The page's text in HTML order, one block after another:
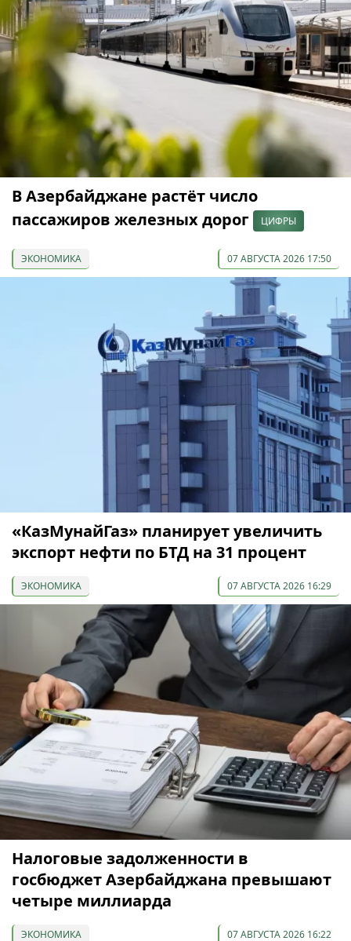
В Азербайджане растёт число
пассажиров железных дорог
ЦИФРЫ
ЭКОНОМИКА 07 АВГУСТА 2026 17:50
«КазМунайГаз» планирует увеличить
экспорт нефти по БТД на 31 процент
ЭКОНОМИКА 07 АВГУСТА 2026 16:29
Налоговые задолженности в
госбюджет Азербайджана превышают
четыре миллиарда
ЭКОНОМИКА 07 АВГУСТА 2026 16:22